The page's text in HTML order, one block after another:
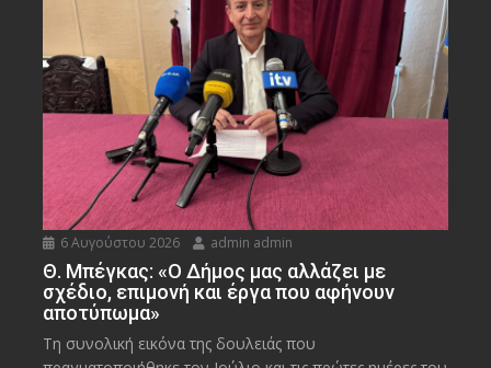
6 Αυγούστου 2026 admin admin
Θ. Μπέγκας: «Ο Δήμος μας αλλάζει με
σχέδιο, επιμονή και έργα που αφήνουν
αποτύπωμα»
Τη συνολική εικόνα της δουλειάς που